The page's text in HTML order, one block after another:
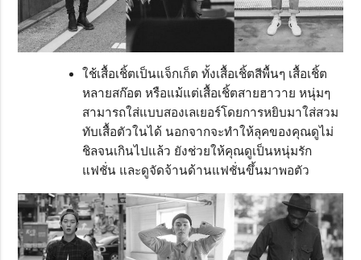
ใช้เสื้อเชิ้ตเป็นแจ็กเก็ต ทั้งเสื้อเชิ้ตสีพื้นๆ เสื้อเชิ้ต
หลายสก๊อต หรือแม้แต่เสื้อเชิ้ตสายฮาวาย หนุ่มๆ
สามารถใส่แบบสองเลเยอร์โดยการหยิบมาใส่สวม
ทับเสื้อตัวในได้ นอกจากจะทำให้ลุคของคุณดูไม่
ชิลจนเกินไปแล้ว ยังช่วยให้คุณดูเป็นหนุ่มรัก
แฟชั่น และดูจัดจ้านด้านแฟชั่นขึ้นมาพอตัว